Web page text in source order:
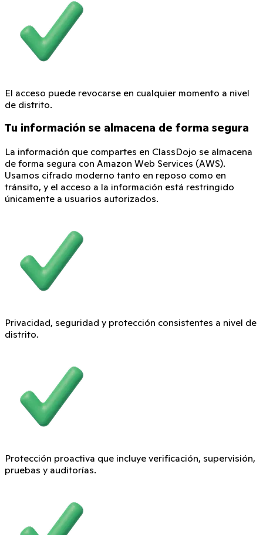
El acceso puede revocarse en cualquier momento a nivel
de distrito.
Tu información se almacena de forma segura
La información que compartes en ClassDojo se almacena
de forma segura con Amazon Web Services (AWS).
Usamos cifrado moderno tanto en reposo como en
tránsito, y el acceso a la información está restringido
únicamente a usuarios autorizados.
Privacidad, seguridad y protección consistentes a nivel de
distrito.
Protección proactiva que incluye verificación, supervisión,
pruebas y auditorías.